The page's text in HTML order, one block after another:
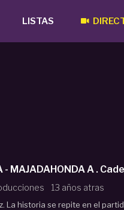
LISTAS
- MAJADAHONDA A .
13 años atras
La historia se repite en el